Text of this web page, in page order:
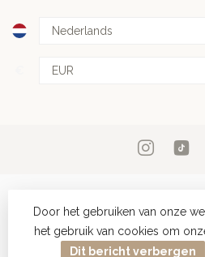
© Copyright 2026
Door het gebruiken van onze
het gebruik van cookies om
Dit bericht verbergen